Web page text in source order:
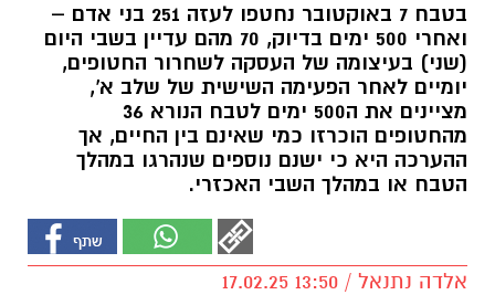
בטבח 7 באוקטובר נחטפו לעזה 251 בני אדם –
ואחרי 500 ימים בדיוק, 70 מהם עדיין בשבי היום
(שני) בעיצומה של העסקה לשחרור החטופים,
יומיים לאחר הפעימה השישית של שלב א',
מציינים את ה500 ימים לטבח הנורא 36
מהחטופים הוכרזו כמי שאינם בין החיים, אך
ההערכה היא כי ישנם נוספים שנהרגו במהלך
הטבח או במהלך השבי האכזרי.
אלדה נתנאל / 13:50 17.02.25